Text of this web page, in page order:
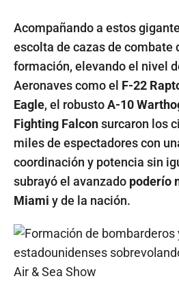
Acompañando a estos
escolta de cazas de combate
formación, elevando el nivel
Aeronaves como el F-22
Eagle, el robustoA-10
Fighting Falconsurcaron los
miles de espectadores con
coordinación y potencia sin
subrayó el avanzado poderío
Miami y de la nación.